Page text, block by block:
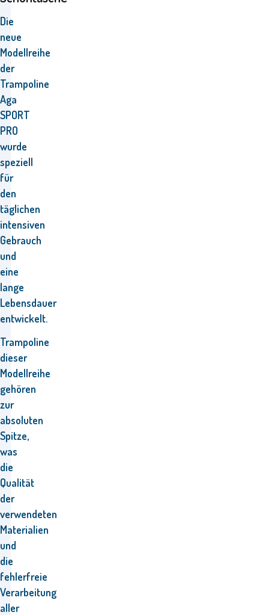
Die
neue
Modellreihe
der
Trampoline
Aga
SPORT
PRO
wurde
speziell
für
den
täglichen
intensiven
Gebrauch
und
eine
lange
Lebensdauer
entwickelt.
Trampoline
dieser
Modellreihe
gehören
zur
absoluten
Spitze,
was
die
Qualität
der
verwendeten
Materialien
und
die
fehlerfreie
Verarbeitung
aller